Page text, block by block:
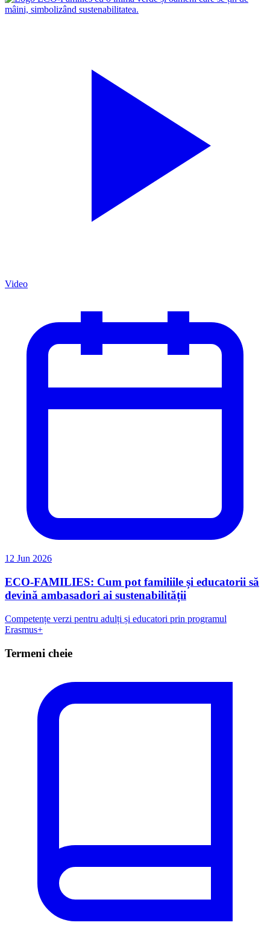
Video
12 Jun 2026
ECO-FAMILIES: Cum pot familiile și educatorii să
devină ambasadori ai sustenabilității
Competențe verzi pentru adulți și educatori prin programul
Erasmus+
Termeni cheie